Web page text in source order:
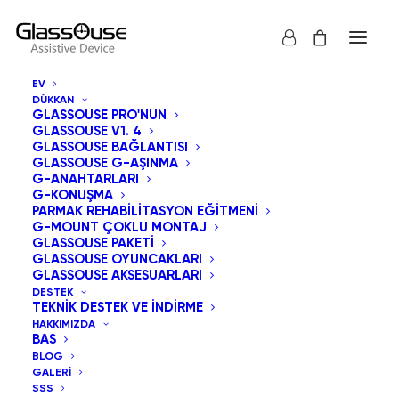
EV
DÜKKAN
GLASSOUSE PRO'NUN
GLASSOUSE V1. 4
GLASSOUSE BAĞLANTISI
GLASSOUSE G-AŞINMA
G-ANAHTARLARI
G-KONUŞMA
PARMAK REHABILITASYON EĞITMENI
G-MOUNT ÇOKLU MONTAJ
GLASSOUSE PAKETI
GLASSOUSE OYUNCAKLARI
GLASSOUSE AKSESUARLARI
DESTEK
TEKNIK DESTEK VE İNDIRME
HAKKIMIZDA
BAS
BLOG
GALERI
SSS
Site haritası
Hakkında
Ortaklık
Ortaklık Kontrol Paneli
Sepet
Ödeme
Ulaşın
SSS
Özellikler
Galeri